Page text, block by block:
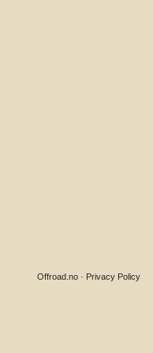
Privacy Policy
Offroad.no ·